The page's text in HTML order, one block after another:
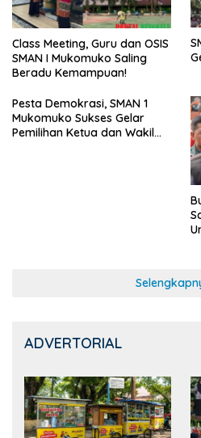
Class Meeting, Guru dan OSIS
SMAN I Mukomuko Saling
Beradu Kemampuan!
Pesta Demokrasi, SMAN 1
Mukomuko Sukses Gelar
Pemilihan Ketua dan Wakil
ADVERTORIAL